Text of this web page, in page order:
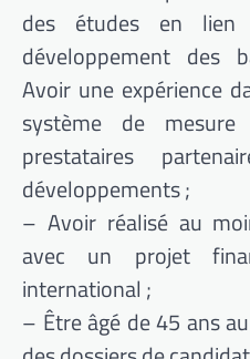
des études en
développement des
Avoir une expérience
système de
prestataires
développements ;
– Avoir réalisé au
avec un projet
international ;
– Être âgé de 45 ans